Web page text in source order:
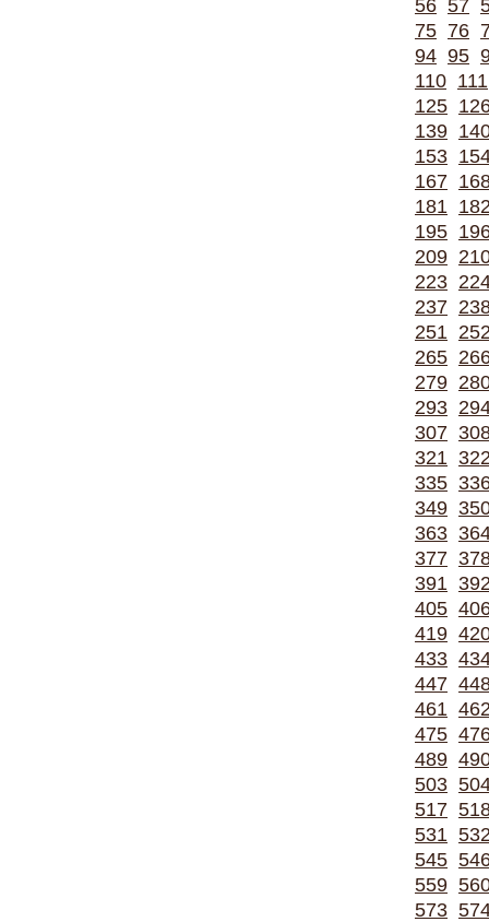
56 57
75 76
94 95
110 111
125
139
153
167
181
195
209
223
237
251
265
279
293
307
321
335
349
363
377
391
405
419
433
447
461
475
489
503
517
531
545
559
573